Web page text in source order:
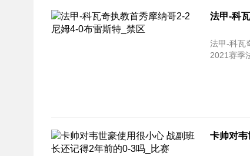
法甲-科
法甲-科瓦奇执教
2021赛季
卡帅对韦